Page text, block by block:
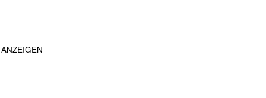
ANZEIGEN